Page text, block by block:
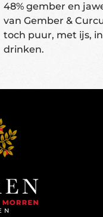
48% gember en
van Gember &
toch puur, met ijs,
drinken.